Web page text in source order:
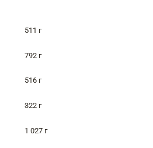
511 г
792 г
516 г
322 г
1 027 г